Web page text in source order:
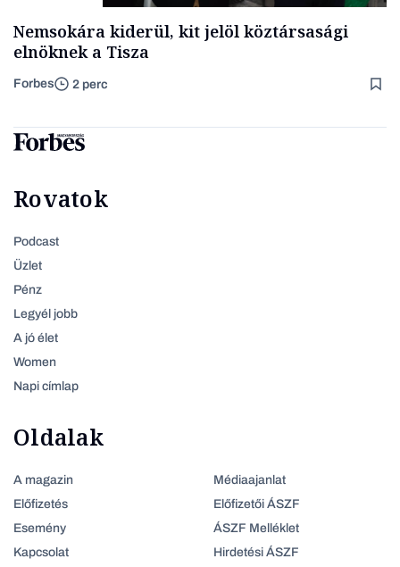
Nemsokára kiderül, kit jelöl köztársasági
elnöknek a Tisza
Forbes 2 perc
Rovatok
Podcast
Üzlet
Pénz
Legyél jobb
A jó élet
Women
Napi címlap
Oldalak
A magazin
Előfizetés
Esemény
Kapcsolat
Médiaajanlat
Előfizetői ÁSZF
ÁSZF Melléklet
Hirdetési ÁSZF